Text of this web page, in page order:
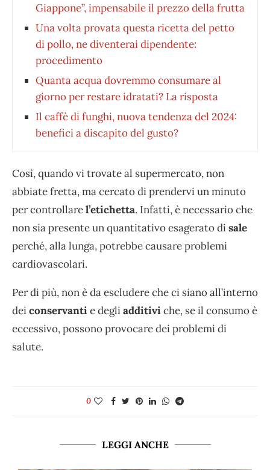
Giappone”, impensabile il prezzo della frutta
Una volta provata questa ricetta del petto
di pollo, ne diventerai dipendente:
procedimento
Quanta acqua dovremmo consumare al
giorno per restare idratati? La risposta
Il caffè di funghi, nuova tendenza del 2024:
benefici a discapito del gusto?
Così, quando vi trovate al supermercato, non
abbiate fretta, ma cercato di prendervi un minuto
per controllarel’etichetta. Infatti, è necessario che
non sia presente un quantitativo esagerato disale
perché, alla lunga, potrebbe causare problemi
cardiovascolari.
Per di più, non è da escludere che ci siano all’interno
deiconservantie degliadditiviche, se il consumo è
eccessivo, possono provocare dei problemi di
salute.
0
LEGGI ANCHE